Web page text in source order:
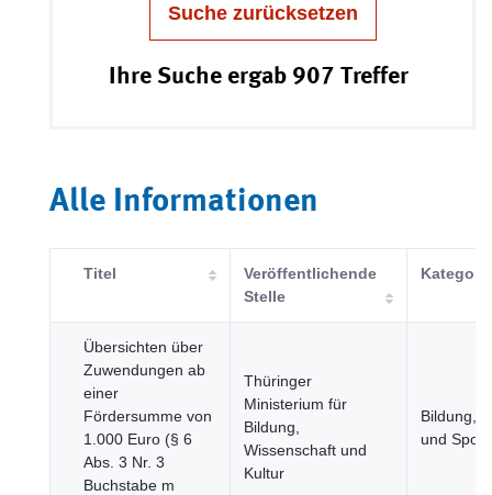
Suche zurücksetzen
Ihre Suche ergab 907 Treffer
Alle Informationen
Titel
Veröffentlichende
Stelle
Kategorie
Übersichten über
Zuwendungen ab
einer
Fördersumme von
1.000 Euro (§ 6
Abs. 3 Nr. 3
Buchstabe m
Thüringer
Ministerium für
Bildung,
Wissenschaft und
Kultur
Bildung,
und Sport